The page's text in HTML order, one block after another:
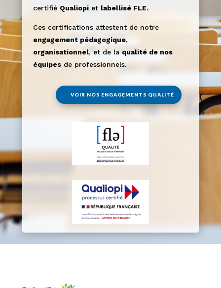
certifié Qualiopi et labellisé FLE.
Ces certifications attestent de notre
engagement pédagogique,
organisationnel, et de la qualité de nos
équipes de professionnels.
VOIR NOS ENGAGEMENTS QUALITÉ